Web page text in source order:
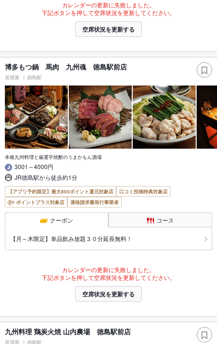
カレンダーの更新に失敗しました。
下記ボタンを押して空席状況を更新してください。
空席状況を更新する
博多もつ鍋 馬肉 九州魂 徳島駅前店
居酒屋 徳島駅
本格九州料理と厳選芋焼酎のうまかもん酒場
3001～4000円
JR徳島駅から徒歩約1分
【アプリ予約限定】最大800ポイント還元対象店
口コミ投稿特典対象店
ポイントプラス対象店
適格請求書発行事業者
クーポン コース
【月～木限定】単品飲み放題３０分延長無料！
カレンダーの更新に失敗しました。
下記ボタンを押して空席状況を更新してください。
空席状況を更新する
九州料理 鶏炭火焼 山内農場 徳島駅前店
居酒屋 徳島駅